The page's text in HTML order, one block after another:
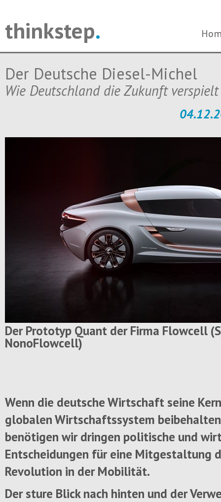
thinkstep.
Der Deutsche Diesel-Michel
Wie Deutschland die Zukunft verspielt
Der Prototyp Quant der Firma Flowcell
NonoFlowcell)
Wenn die deutsche Wirtschaft seine
globalen Wirtschaftssystem
benötigen wir dringen politische und
Entscheidungen für eine Mitgestaltung
Revolution in der Mobilität.
Der sture Blick nach hinten und der